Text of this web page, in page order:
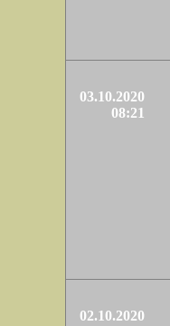
03.10.2020
08:21
02.10.2020